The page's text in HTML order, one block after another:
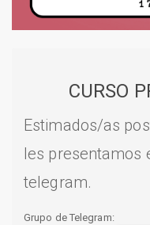
CURSO
Estimados/as
les presentamos
telegram.
Grupo de Telegram: